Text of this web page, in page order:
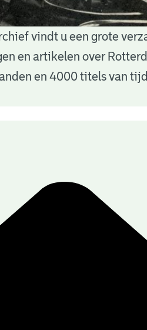
vindt u een grote
en artikelen over
en 4000 titels van